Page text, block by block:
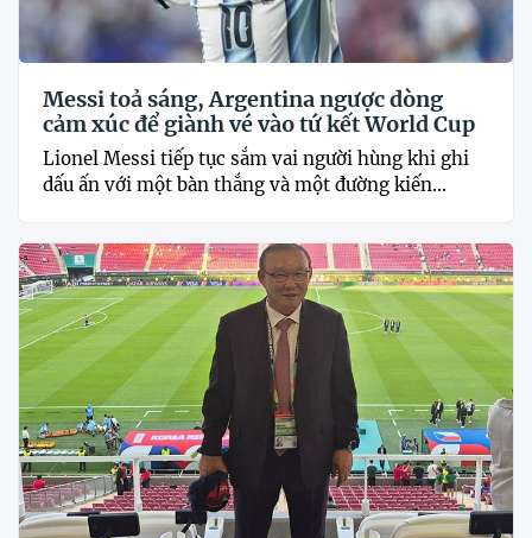
Messi toả sáng, Argentina ngược dòng
cảm xúc để giành vé vào tứ kết World Cup
Lionel Messi tiếp tục sắm vai người hùng khi ghi
dấu ấn với một bàn thắng và một đường kiến...